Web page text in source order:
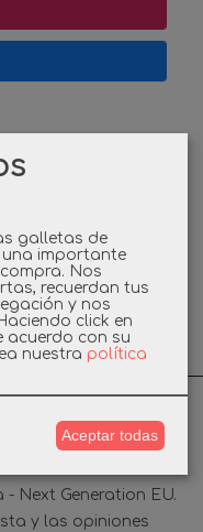
Next Generation EU.
y las opiniones
galletas de
una importante
Nos
recuerdan tus
y nos
click en
acuerdo con su
nuestra política
Aceptar todas